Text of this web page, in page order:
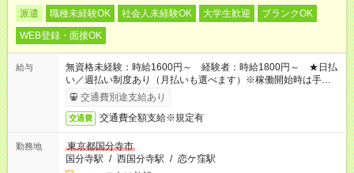
派遣 職種未経験OK 社会人未経験OK 大学生歓迎
ブランクOK
WEB登録・面接OK
給与
無資格未経験：時給1600円～ 経験者：時給1800円～ ★日払
い／週払い制度あり（月払いも選べます）※稼働開始時は手続き
完了次第のお支払いとなります。
交通費別途支給あり
交通費 交通費全額支給※規定有
勤務地
東京都国分寺市
国分寺駅 / 西国分寺駅 / 恋ケ窪駅